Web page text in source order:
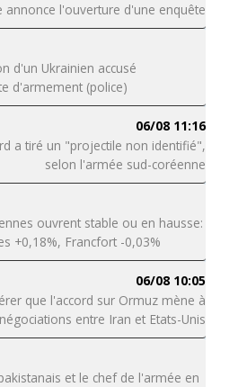
annonce l'ouverture d'une enquête
d'un Ukrainien accusé
d'armement (police)
06/08 11:16
a tiré un "projectile non identifié",
selon l'armée sud-coréenne
ouvrent stable ou en hausse:
+0,18%, Francfort -0,03%
06/08 10:05
que l'accord sur Ormuz mène à
entre Iran et Etats-Unis
et le chef de l'armée en